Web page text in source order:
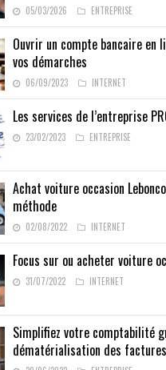
05/03/2026 ENTREPRISE
Ouvrir un compte bancaire en
vos démarches
06/09/2023 INTERNET
Les services de l’entreprise
23/02/2023 ENTREPRISE
Achat voiture occasion
méthode
02/08/2022 INTERNET
Focus sur ou acheter voiture
31/07/2022 INTERNET
Simplifiez votre comptabilité
dématérialisation des factures